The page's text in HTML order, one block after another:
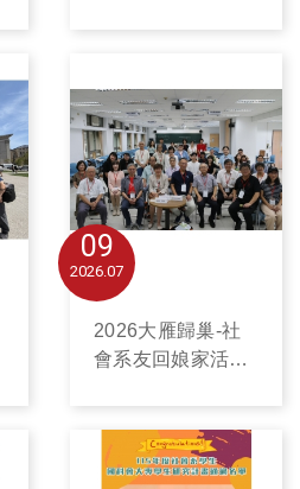
09
07
2026
2026大雁歸巢-社
會系友回娘家活動